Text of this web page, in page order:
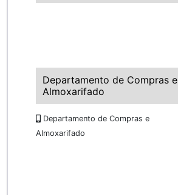
Departamento de Compras e
Almoxarifado
Departamento de Compras e
Almoxarifado